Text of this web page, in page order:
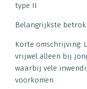
type II
Belangrijkste
Korte omschrijving:
vrijwel alleen bij
waarbij vele
voorkomen.